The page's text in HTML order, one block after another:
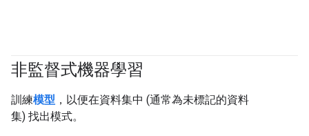
非監督式機器學習
訓練模型 ，以便在資料集中 (通常為未標記的資料
集) 找出模式。